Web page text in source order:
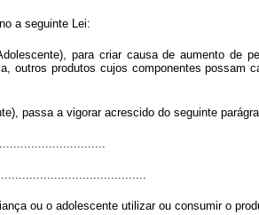
a seguinte Lei:
para criar causa de aumento de
outros produtos cujos componentes
passa a vigorar acrescido do seguinte
ou o adolescente utilizar ou consumir o